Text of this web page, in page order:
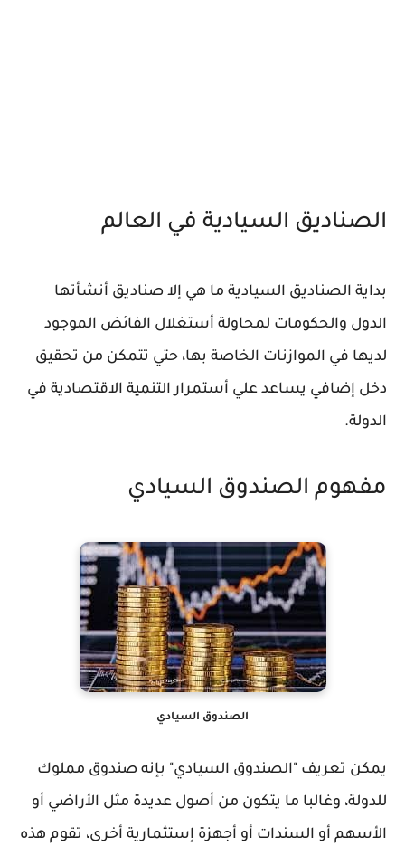
الصناديق السيادية في العالم
بداية الصناديق السيادية ما هي إلا صناديق أنشأتها
الدول والحكومات لمحاولة أستغلال الفائض الموجود
لديها في الموازنات الخاصة بها، حتي تتمكن من تحقيق
دخل إضافي يساعد علي أستمرار التنمية الاقتصادية في
الدولة.
مفهوم الصندوق السيادي
الصندوق السيادي
يمكن تعريف "الصندوق السيادي" بإنه صندوق مملوك
للدولة، وغالبا ما يتكون من أصول عديدة مثل الأراضي أو
الأسهم أو السندات أو أجهزة إستثمارية أخرى، تقوم هذه